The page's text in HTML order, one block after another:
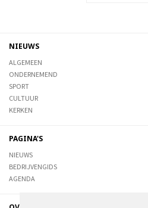
NIEUWS
ALGEMEEN
ONDERNEMEND
SPORT
CULTUUR
KERKEN
PAGINA'S
NIEUWS
BEDRIJVENGIDS
AGENDA